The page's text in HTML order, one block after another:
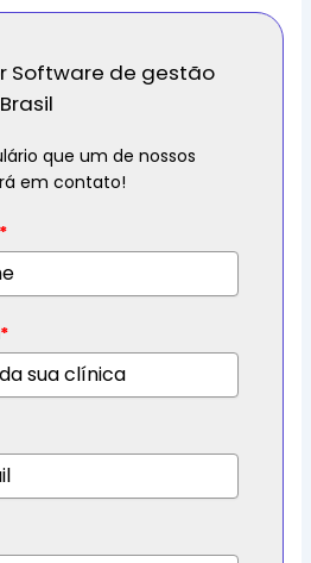
Software de gestão
que um de nossos
em contato!
*
*